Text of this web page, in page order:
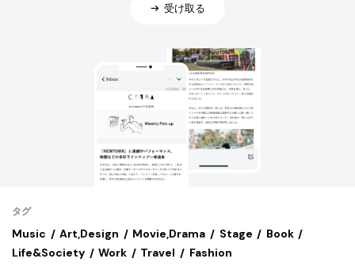
受け取る
タグ
Music Art,Design Movie,Drama Stage
Book
Life&Society
Work Travel Fashion